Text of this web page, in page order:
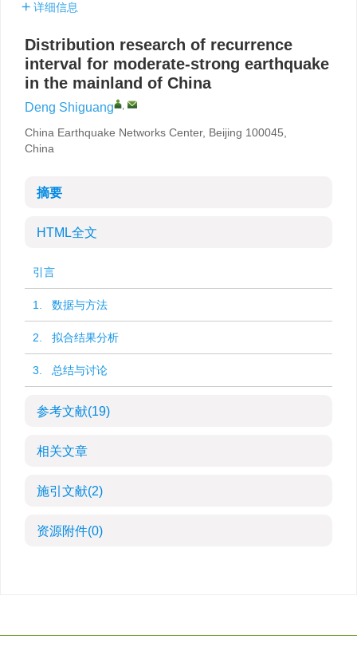
详细信息
Distribution research of recurrence
interval for moderate-strong earthquake
in the mainland of China
Deng Shiguang ,
China Earthquake Networks Center, Beijing 100045,
China
摘要
HTML全文
引言
1. 数据与方法
2. 拟合结果分析
3. 总结与讨论
参考文献(19)
相关文章
施引文献(2)
资源附件(0)